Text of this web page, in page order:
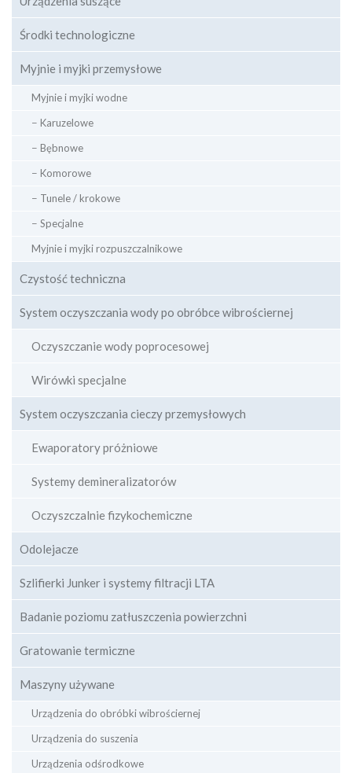
Środki technologiczne
Myjnie i myjki przemysłowe
Myjnie i myjki wodne
− Karuzelowe
− Bębnowe
− Komorowe
− Tunele / krokowe
− Specjalne
Myjnie i myjki rozpuszczalnikowe
Czystość techniczna
System oczyszczania wody po obróbce wibrościernej
Oczyszczanie wody poprocesowej
Wirówki specjalne
System oczyszczania cieczy przemysłowych
Ewaporatory próżniowe
Systemy demineralizatorów
Oczyszczalnie fizykochemiczne
Odolejacze
Szlifierki Junker i systemy filtracji LTA
Badanie poziomu zatłuszczenia powierzchni
Gratowanie termiczne
Maszyny używane
Urządzenia do obróbki wibrościernej
Urządzenia do suszenia
Urządzenia odśrodkowe